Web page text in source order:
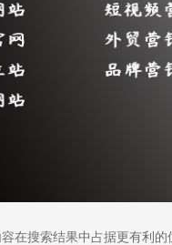
在搜索结果中占据更有利的